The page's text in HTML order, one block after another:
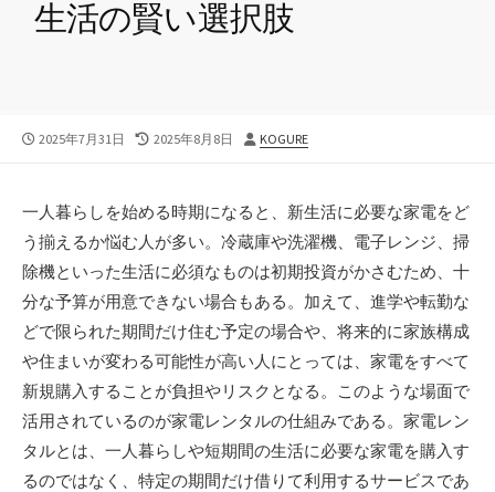
生活の賢い選択肢
公
2025年7月31日
最
日
2025年8月8日
投
KOGURE
一人暮らしを始める時期になると、新生活に必要な家電をど
う揃えるか悩む人が多い。 冷蔵庫や洗濯機、電子レンジ、掃
除機といった生活に必須なものは初期投資がかさむため、十
分な予算が用意できない場合もある。加えて、進学や転勤な
どで限られた期間だけ住む予定の場合や、将来的に家族構成
や住まいが変わる可能性が高い人にとっては、家電をすべて
新規購入することが負担やリスクとなる。このような場面で
活用されているのが家電レンタルの仕組みである。家電レン
タルとは、一人暮らしや短期間の生活に必要な家電を購入す
るのではなく、特定の期間だけ借りて利用するサービスであ